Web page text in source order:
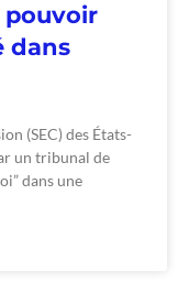
pouvoir
dans
(SEC) des États-
un tribunal de
dans une